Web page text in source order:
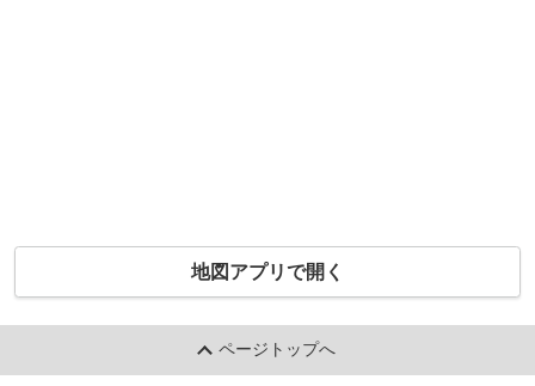
地図アプリで開く
ページトップへ